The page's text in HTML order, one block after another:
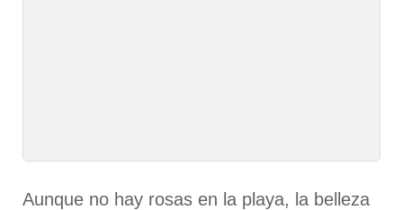
Aunque no hay rosas en la playa, la belleza